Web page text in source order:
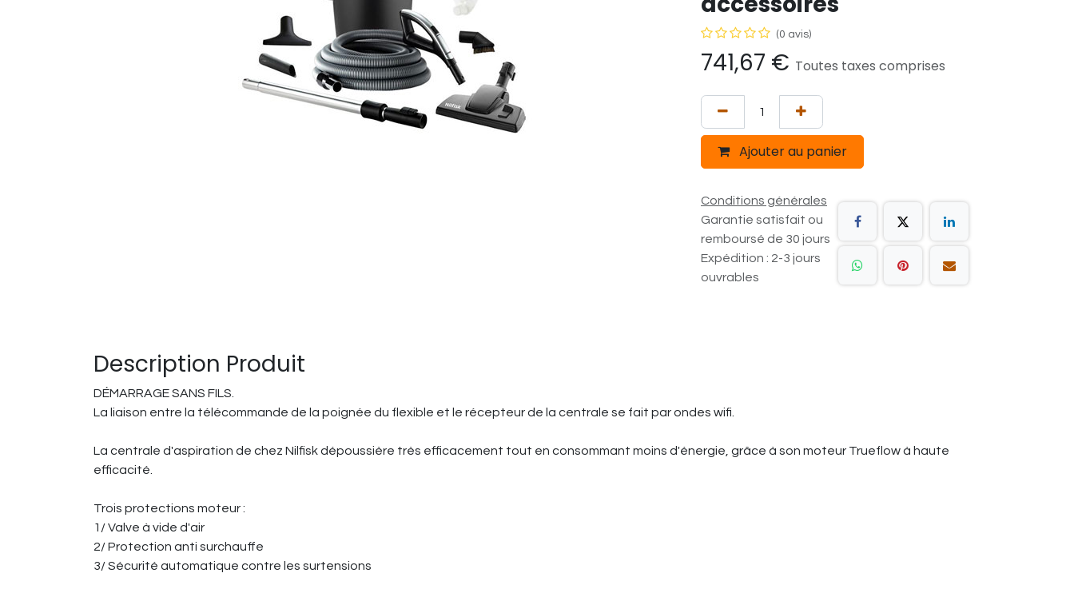
(0 avis)
741,67 € Toutes taxes comprises
Ajouter au panier
Conditions générales
Garantie satisfait ou
remboursé de 30 jours
Expédition : 2-3 jours
ouvrables
Description Produit
DÉMARRAGE SANS FILS.
La liaison entre la télécommande de la poignée du flexible et le récepteur de la centrale se fait par ondes wifi.
La centrale d'aspiration de chez Nilfisk dépoussière très efficacement tout en consommant moins d'énergie, grâce à son moteur Trueflow à haute
efficacité.
Trois protections moteur :
1/ Valve à vide d'air
2/ Protection anti surchauffe
3/ Sécurité automatique contre les surtensions